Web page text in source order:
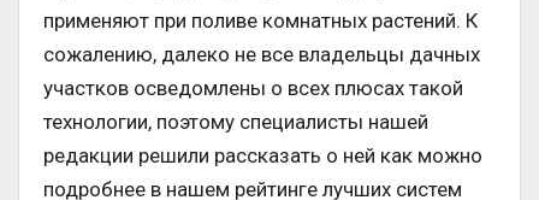
применяют при поливе комнатных растений. К
сожалению, далеко не все владельцы дачных
участков осведомлены о всех плюсах такой
технологии, поэтому специалисты нашей
редакции решили рассказать о ней как можно
подробнее в нашем рейтинге лучших систем